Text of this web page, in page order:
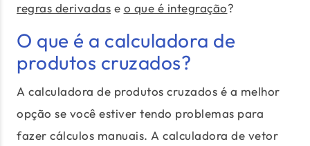
regras derivadas e o que é integração?
O que é a calculadora de
produtos cruzados?
A calculadora de produtos cruzados é a melhor
opção se você estiver tendo problemas para
fazer cálculos manuais. A calculadora de vetor